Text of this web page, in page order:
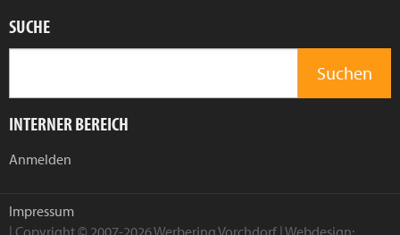
SUCHE
INTERNER BEREICH
Anmelden
Impressum
| Copyright © 2007-2026 Werbering Vorchdorf | Webdesign: